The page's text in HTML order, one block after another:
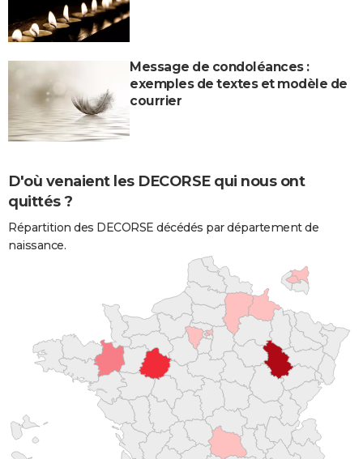
Message de condoléances :
exemples de textes et modèle de
courrier
D'où venaient les DECORSE qui nous ont
quittés ?
Répartition des DECORSE décédés par département de
naissance.